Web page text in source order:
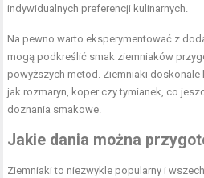
indywidualnych preferencji kulinarnych.
Na pewno warto eksperymentować z
mogą podkreślić smak ziemniaków
powyższych metod. Ziemniaki doskonale
jak rozmaryn, koper czy tymianek, co
doznania smakowe.
Jakie dania można
Ziemniaki to niezwykle popularny i